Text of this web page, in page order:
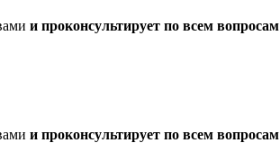
и проконсультирует по всем вопросам
и проконсультирует по всем вопросам